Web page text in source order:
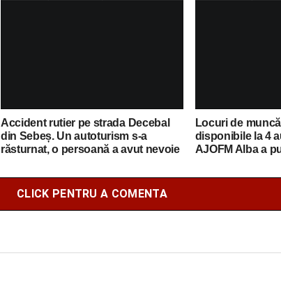
Accident rutier pe strada Decebal
din Sebeș. Un autoturism s-a
răsturnat, o persoană a avut nevoie
Locuri de
disponibile la 4
AJOFM Alba a
CLICK PENTRU A COMENTA